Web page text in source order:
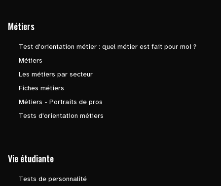
Métiers
Test d'orientation métier : quel métier est fait pour moi ?
Métiers
Les métiers par secteur
Fiches métiers
Métiers - Portraits de pros
Tests d'orientation métiers
Vie étudiante
Tests de personnalité